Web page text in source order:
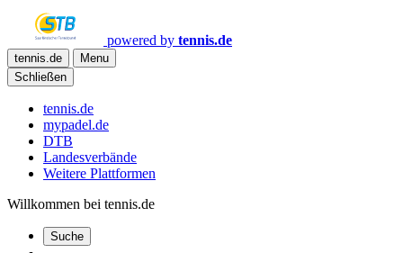
powered by tennis.de
tennis.de
Menu
Schließen
tennis.de
mypadel.de
DTB
Landesverbände
Weitere Plattformen
Willkommen bei tennis.de
Suche